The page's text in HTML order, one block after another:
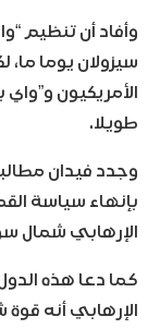
وأفاد أن تنظيم
سيزولان يوما ما،
الأمريكيون
طويلا.
وجدد فيدان
بإنهاء سياسة
الإرهابي شمال
كما دعا هذه
الإرهابي أنه قوة